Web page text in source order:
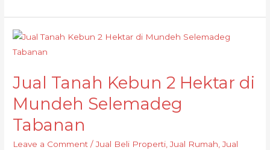
Jual Tanah Kebun 2 Hektar di
Mundeh Selemadeg
Tabanan
Leave a Comment /Jual Beli Properti,Jual Rumah,Jual
Jual
Tanah
Hektar
di
Mundeh
Selemadeg